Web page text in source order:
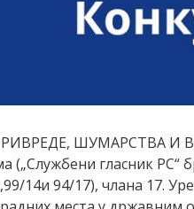
ШУМАРСТВА И
гласник РС“
14и 94/17), члана 17.